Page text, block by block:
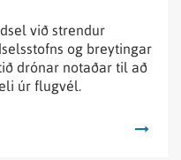
við strendur
og breytingar
drónar notaðar til að
úr flugvél.